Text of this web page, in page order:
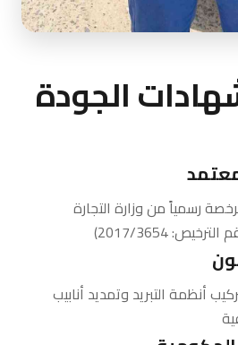
الجودة
رسمياً منوزارة التجارة
الترخيص: 2017/3654)
أنظمة التبريد وتمديد أنابيب